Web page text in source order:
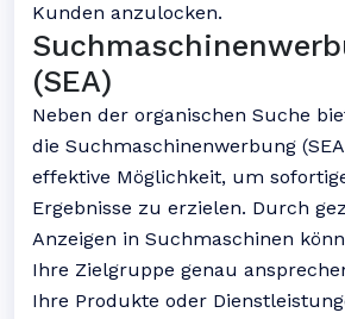
Kunden anzulocken.
(SEA)
Neben der organischen Suche
die Suchmaschinenwerbung
effektive Möglichkeit, um
Ergebnisse zu erzielen. Durch
Anzeigen in Suchmaschinen
Ihre Zielgruppe genau
Ihre Produkte oder